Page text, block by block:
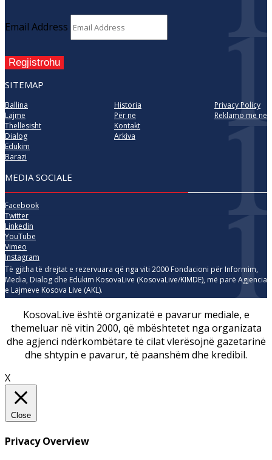
Email Address
Regjistrohu
SITEMAP
Ballina
Lajme
Thellësisht
Dialog
Edukim
Barazi
Historia
Për ne
Kontakt
Arkiva
Privacy Policy
Reklamo me ne
MEDIA SOCIALE
Facebook
Twitter
Linkedin
YouTube
Vimeo
Instagram
Të gjitha të drejtat e rezervuara që nga viti 2000 Fondacioni për Informim,
Media, Dialog dhe Edukim KosovaLive (KosovaLive/KIMDE), më parë Agjencia
e Lajmeve Kosova Live (AKL).
KosovaLive është organizatë e pavarur mediale, e
themeluar në vitin 2000, që mbështetet nga organizata
dhe agjenci ndërkombëtare të cilat vlerësojnë gazetarinë
dhe shtypin e pavarur, të paanshëm dhe kredibil.
X
Close
Privacy Overview